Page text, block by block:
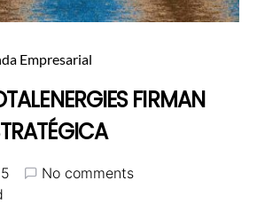
Empresarial
FIRMAN
No comments